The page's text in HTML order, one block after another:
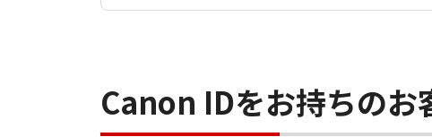
Canon IDをお持ちのお